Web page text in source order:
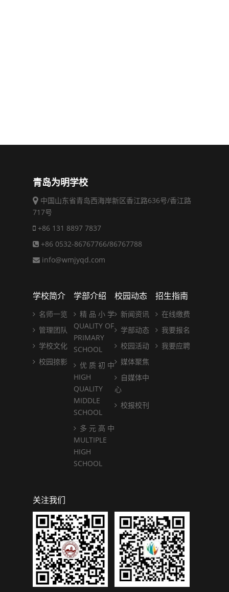
青岛为明学校
中国山东省青岛西海岸新区香江路636号/香江路
717号
+86 131 8897 7837
+86 0532-86767766/86767788
info@wmjyqd.com
学校简介
名师一览
管理团队
学校文化
校园掠影
学部介绍
精 品 小 学
QUALITY OF
PRIMARY
SCHOOL
优 质 初 中
HIGH
QUALITY
MIDDLE
SCHOOL
多 元 高 中
MULTIPLE
HIGH
SCHOOL
校园动态
新闻资讯
学部动态
校园活动
媒体聚焦
自媒体中
心
校报校刊
招生指南
在线缴费
我要报名
我要应聘
关注我们